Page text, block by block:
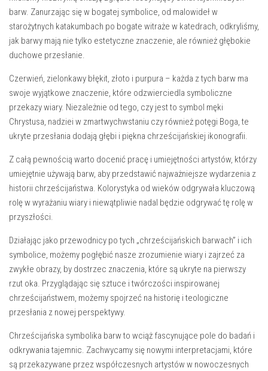
barw. Zanurzając się w bogatej symbolice, od malowideł w
starożytnych katakumbach po bogate⁣ witraże w katedrach, odkryliśmy,
jak barwy mają nie tylko estetyczne znaczenie, ale również głębokie
duchowe przesłanie.
Czerwień, zielonkawy błękit, złoto i purpura – każda z tych barw ma
swoje wyjątkowe znaczenie, które odzwierciedla symboliczne
przekazy wiary. Niezależnie od tego, czy jest to‍ symbol męki
Chrystusa, nadziei‍ w zmartwychwstaniu czy ‌również‌ potęgi Boga, te
ukryte przesłania⁣ dodają głębi ​i piękna chrześcijańskiej ikonografii.
Z całą pewnością warto docenić pracę i umiejętności artystów, którzy
umiejętnie używają ⁤barw, aby przedstawić najważniejsze wydarzenia z
historii ⁤chrześcijaństwa. Kolorystyka ⁣od wieków ​odgrywała kluczową
rolę w wyrażaniu ​wiary i niewątpliwie nadal będzie odgrywać tę rolę w
przyszłości.
Działając jako przewodnicy po tych „chrześcijańskich barwach” i ich
symbolice,⁤ możemy pogłębić nasze zrozumienie wiary i zajrzeć za⁤
zwykłe obrazy, by ‍dostrzec znaczenia, które są ukryte ⁢na pierwszy
rzut oka. Przyglądając się sztuce i twórczości inspirowanej
chrześcijaństwem, możemy spojrzeć na historię i teologiczne
przesłania z nowej perspektywy.
Chrześcijańska symbolika barw to wciąż fascynujące pole​ do badań ⁣i
odkrywania ⁢tajemnic. Zachwycamy się nowymi interpretacjami, które
są przekazywane przez współczesnych artystów‌ w ‌nowoczesnych